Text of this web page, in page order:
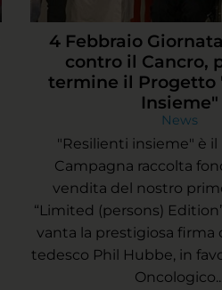
4 Febbraio
contro il Cancro,
termine il Progetto
Insieme"
News
"Resilienti insieme" è
Campagna raccolta
vendita del nostro
“Limited (persons)
vanta la prestigiosa
tedesco Phil Hubbe, in
Oncologico...